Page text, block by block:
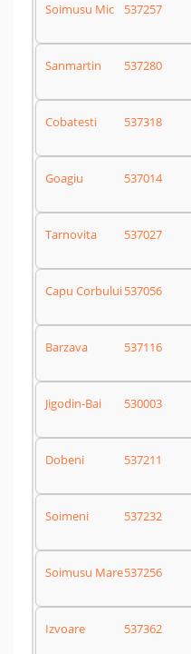
Soimusu Mic 537257
Sanmartin 537280
Cobatesti 537318
Goagiu 537014
Tarnovita 537027
Capu Corbului537056
Barzava 537116
Jigodin-Bai 530003
Dobeni 537211
Soimeni 537232
Soimusu Mare537256
Izvoare 537362